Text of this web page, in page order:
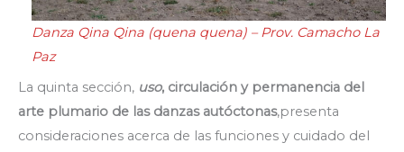
Danza Qina Qina (quena quena) – Prov. Camacho La
Paz
La quinta sección, uso, circulación y permanencia del
arte plumario de las danzas autóctonas,presenta
consideraciones acerca de las funciones y cuidado del